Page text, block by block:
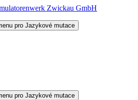
Zwickau GmbH
pro Jazykové mutace
pro Jazykové mutace